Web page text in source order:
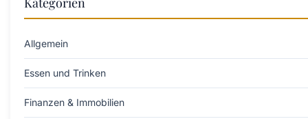
Allgemein
Essen und Trinken
Finanzen & Immobilien